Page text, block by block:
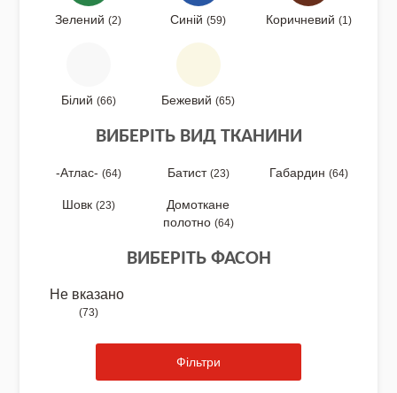
NEW - Колекція «Шедеври української
культури» / Схеми для вишивки
NEW 2026 - "Українська айдентика -
Акція
Зелений(2) Синій(59) Коричневий (1)
Білий (66) Бежевий(65)
ВИБЕРІТЬ ВИД ТКАНИНИ
-Атлас- (64) Батист (23) Габардин (64)
Шовк (23)
Домоткане
полотно (64)
ВИБЕРІТЬ ФАСОН
Не вказано
(73)
Фільтри